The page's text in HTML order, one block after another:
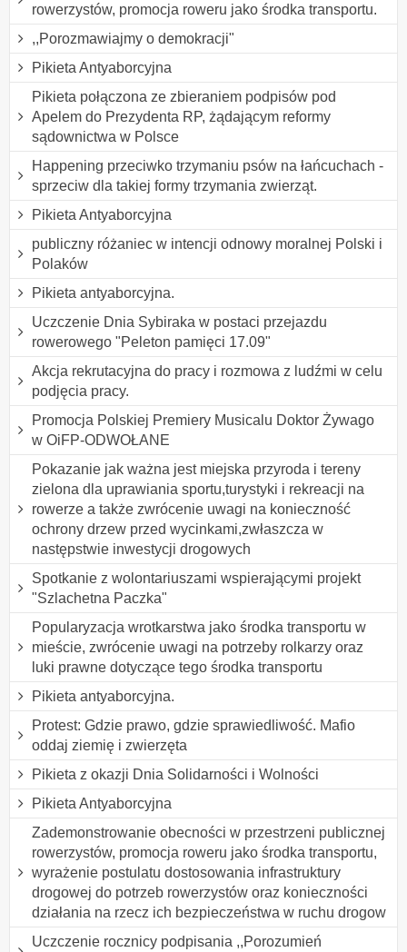
rowerzystów, promocja roweru jako środka transportu.
,,Porozmawiajmy o demokracji"
Pikieta Antyaborcyjna
Pikieta połączona ze zbieraniem podpisów pod
Apelem do Prezydenta RP, żądającym reformy
sądownictwa w Polsce
Happening przeciwko trzymaniu psów na łańcuchach -
sprzeciw dla takiej formy trzymania zwierząt.
Pikieta Antyaborcyjna
publiczny różaniec w intencji odnowy moralnej Polski i
Polaków
Pikieta antyaborcyjna.
Uczczenie Dnia Sybiraka w postaci przejazdu
rowerowego "Peleton pamięci 17.09"
Akcja rekrutacyjna do pracy i rozmowa z ludźmi w celu
podjęcia pracy.
Promocja Polskiej Premiery Musicalu Doktor Żywago
w OiFP-ODWOŁANE
Pokazanie jak ważna jest miejska przyroda i tereny
zielona dla uprawiania sportu,turystyki i rekreacji na
rowerze a także zwrócenie uwagi na konieczność
ochrony drzew przed wycinkami,zwłaszcza w
następstwie inwestycji drogowych
Spotkanie z wolontariuszami wspierającymi projekt
"Szlachetna Paczka"
Popularyzacja wrotkarstwa jako środka transportu w
mieście, zwrócenie uwagi na potrzeby rolkarzy oraz
luki prawne dotyczące tego środka transportu
Pikieta antyaborcyjna.
Protest: Gdzie prawo, gdzie sprawiedliwość. Mafio
oddaj ziemię i zwierzęta
Pikieta z okazji Dnia Solidarności i Wolności
Pikieta Antyaborcyjna
Zademonstrowanie obecności w przestrzeni publicznej
rowerzystów, promocja roweru jako środka transportu,
wyrażenie postulatu dostosowania infrastruktury
drogowej do potrzeb rowerzystów oraz konieczności
działania na rzecz ich bezpieczeństwa w ruchu drogow
Uczczenie rocznicy podpisania ,,Porozumień